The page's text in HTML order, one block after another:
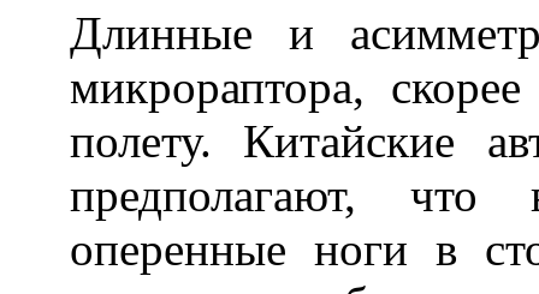
Длинные и
микрораптора,
полету. Китайские
предполагают,
оперенные ноги в